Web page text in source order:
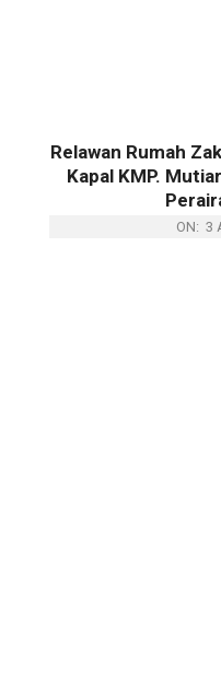
Relawan Rumah
Kapal KMP.
ON: 3